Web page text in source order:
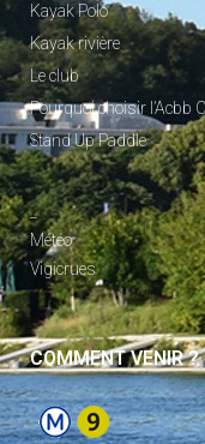
Kayak Polo
Kayak rivière
Le club
Pourquoi choisir l’Acbb
Stand Up Paddle
_
Météo
Vigicrues
COMMENT VENIR ?